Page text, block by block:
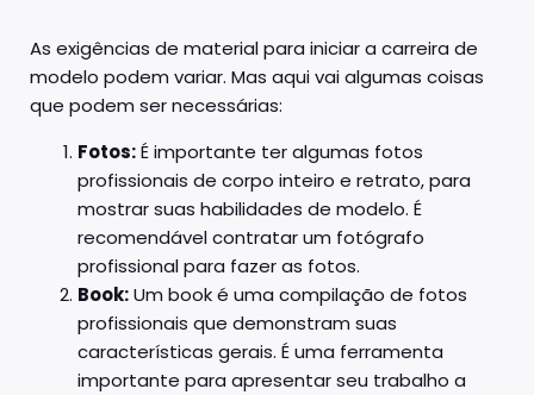
As exigências de material para iniciar a carreira de
modelo podem variar. Mas aqui vai algumas coisas
que podem ser necessárias:
Fotos:É importante ter algumas fotos
profissionais de corpo inteiro e retrato, para
mostrar suas habilidades de modelo. É
recomendável contratar um fotógrafo
profissional para fazer as fotos.
Book:Um book é uma compilação de fotos
profissionais que demonstram suas
características gerais. É uma ferramenta
importante para apresentar seu trabalho a